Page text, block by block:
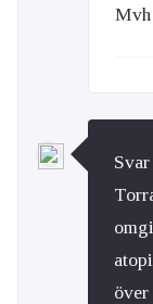
Mvh
över